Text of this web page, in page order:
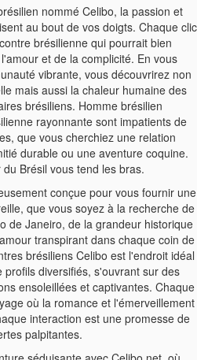
nommé Celibo, la passion et
au bout de vos doigts. Chaque clic
brésilienne qui pourrait bien
et de la complicité. En vous
vibrante, vous découvrirez non
mais aussi la chaleur humaine des
brésiliens. Homme brésilien
rayonnante sont impatients de
que vous cherchiez une relation
durable ou une aventure coquine.
Brésil vous tend les bras.
conçue pour vous fournir une
que vous soyez à la recherche de
de Janeiro, de la grandeur historique
transpirant dans chaque coin de
brésiliens Celibo est l'endroit idéal
diversifiés, s'ouvrant sur des
ensoleillées et captivantes. Chaque
où la romance et l'émerveillement
interaction est une promesse de
palpitantes.